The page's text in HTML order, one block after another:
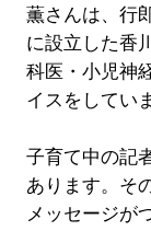
薫さんは、行
に設立した香
科医・小児神
イスをしてい
子育て中の記
あります。そ
メッセージが